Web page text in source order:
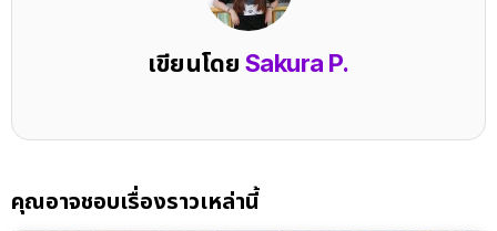
เขียนโดย Sakura P.
คุณอาจชอบเรื่องราวเหล่านี้